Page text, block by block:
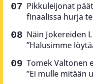
Pikkuleijonat
finaalissa hurja
Näin Jokereiden
”Halusimme
Tomek Valtonen
”Ei mulle mitään